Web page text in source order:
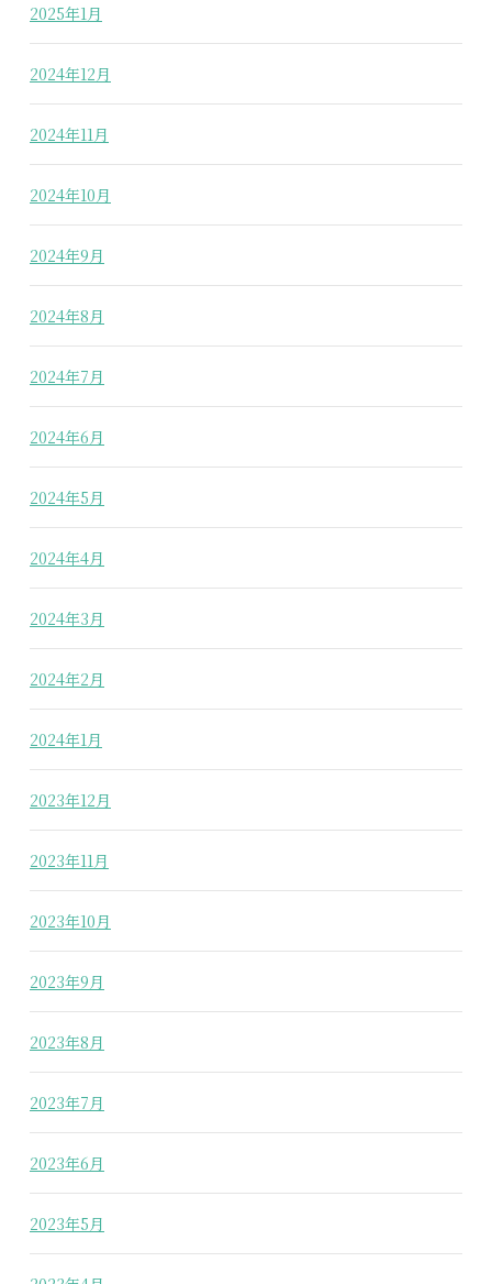
2025年1月
2024年12月
2024年11月
2024年10月
2024年9月
2024年8月
2024年7月
2024年6月
2024年5月
2024年4月
2024年3月
2024年2月
2024年1月
2023年12月
2023年11月
2023年10月
2023年9月
2023年8月
2023年7月
2023年6月
2023年5月